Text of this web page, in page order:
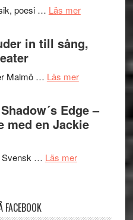
terräng
poesi … Läs merom
Hannes
Pöntinen
avslutar
Scensommar
in till sång,
Malmö … Läs merom
in
till
Edge –
med en Jackie
Svensk … Läs merom
Filmrecension:
FACEBOOK